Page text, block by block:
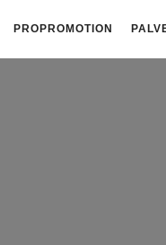
PROPROMOTION